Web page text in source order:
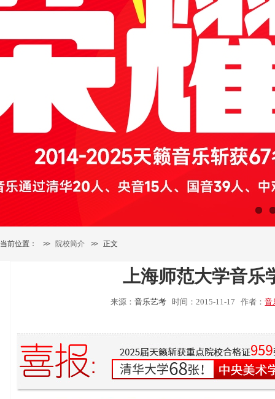
当前位置： >> 院校简介 >> 正文
上海师范大学音乐
来源：音乐艺考 时间：2015-11-17 作者：音